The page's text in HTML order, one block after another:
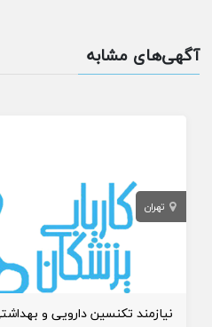
آگهی‌های مشابه
تهران
نیازمند تکنسین دارویی و